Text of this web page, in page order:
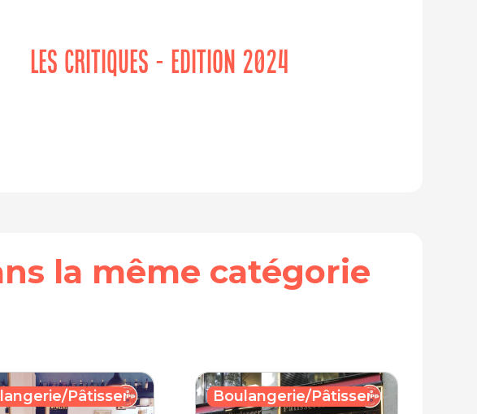
LES CRITIQUES - EDITION 2024
la même catégorie
Pâtisserie Boulangerie/Pâtisserie